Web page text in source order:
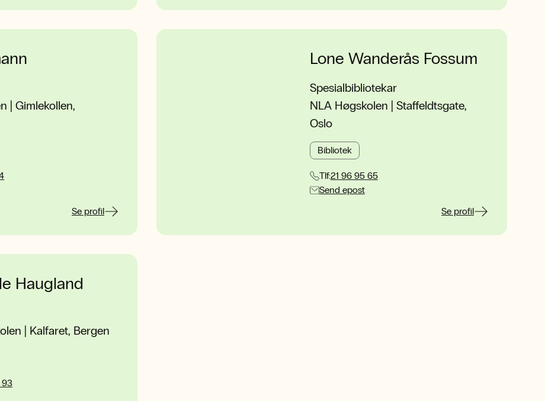
| Gimlekollen,
Se profil
Lone Wanderås Fossum
Spesialbibliotekar
NLA Høgskolen | Staffeldtsgate,
Oslo
Bibliotek
Tlf:21 96 95 65
Send epost
Se profil
Haugland
| Kalfaret, Bergen
93